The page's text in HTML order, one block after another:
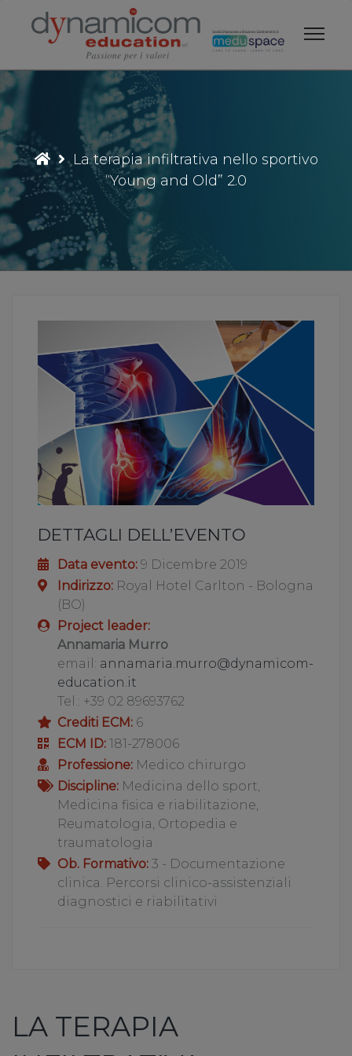
contenuto
La terapia infiltrativa nello sportivo
“Young and Old” 2.0
DETTAGLI DELL’EVENTO
Data evento: 9 Dicembre 2019
Indirizzo: Royal Hotel Carlton - Bologna
(BO)
Project leader:
Annamaria Murro
email: annamaria.murro@dynamicom-
education.it
Tel.: +39 02 89693762
Crediti ECM: 6
ECM ID: 181-278006
Professione: Medico chirurgo
Discipline: Medicina dello sport,
Medicina fisica e riabilitazione,
Reumatologia, Ortopedia e
traumatologia
Ob. Formativo: 3 - Documentazione
clinica. Percorsi clinico-assistenziali
diagnostici e riabilitativi
LA TERAPIA